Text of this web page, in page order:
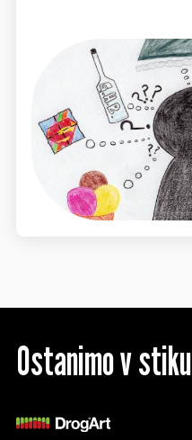
Ostanimo v stiku